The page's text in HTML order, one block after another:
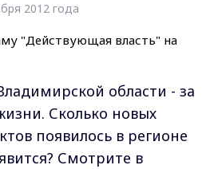
2012 года
области - за
Сколько новых
появилось в регионе
Смотрите в